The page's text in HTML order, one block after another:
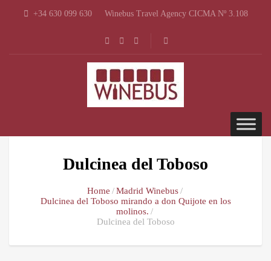
+34 630 099 630 Winebus Travel Agency CICMA Nº 3.108
Dulcinea del Toboso
Home
Madrid Winebus
Dulcinea del Toboso mirando a don Quijote en los
molinos.
Dulcinea del Toboso